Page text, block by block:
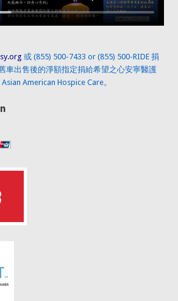
或 (855) 500-7433 or (855) 500-RIDE 捐
車出售後的淨額指定捐給希望之心安寧醫護
American Hospice Care。